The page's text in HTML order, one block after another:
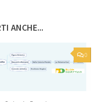
ANCHE...
0